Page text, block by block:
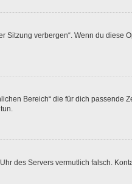
verbergen“. Wenn du
Bereich“ die für dich passende
des Servers vermutlich falsch.